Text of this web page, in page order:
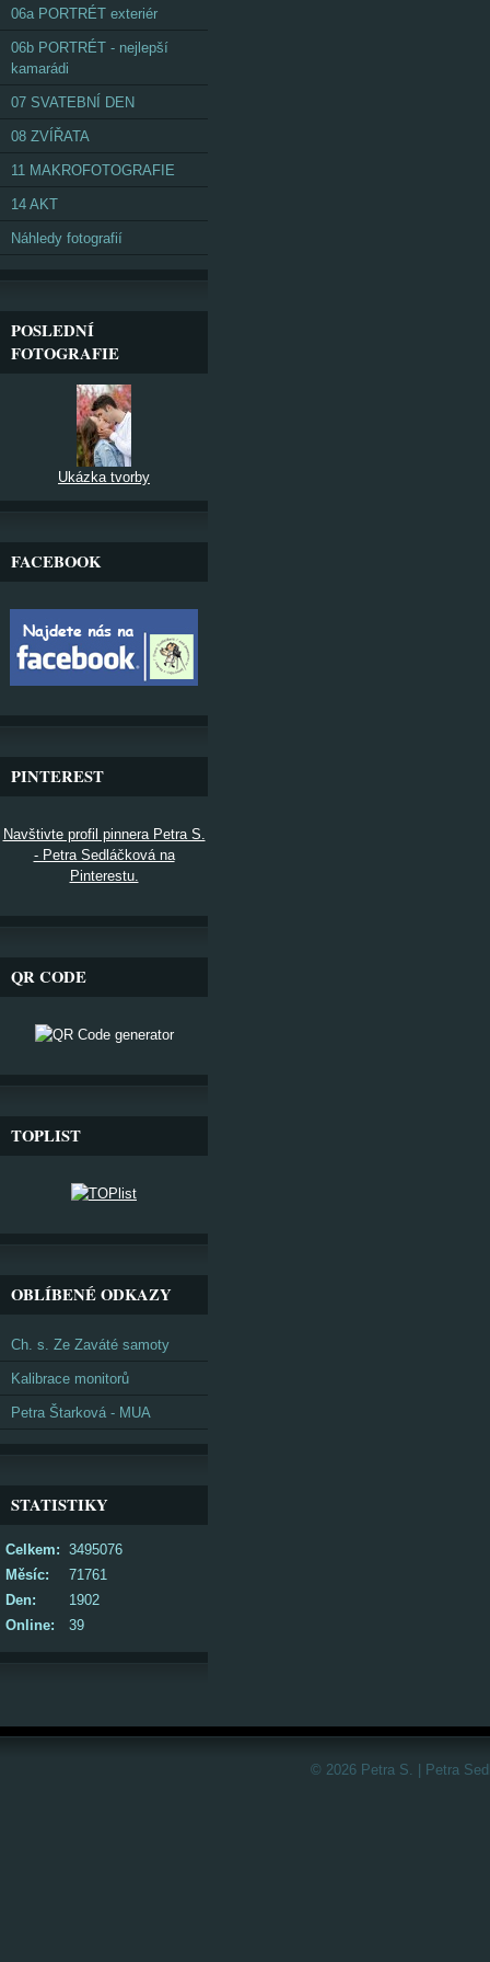
06a PORTRÉT exteriér
06b PORTRÉT - nejlepší
kamarádi
07 SVATEBNÍ DEN
08 ZVÍŘATA
11 MAKROFOTOGRAFIE
14 AKT
Náhledy fotografií
POSLEDNÍ
FOTOGRAFIE
Ukázka tvorby
FACEBOOK
PINTEREST
Navštivte profil pinnera Petra S.
- Petra Sedláčková na
Pinterestu.
QR CODE
TOPLIST
OBLÍBENÉ ODKAZY
Ch. s. Ze Zaváté samoty
Kalibrace monitorů
Petra Štarková - MUA
STATISTIKY
Online: 39
Celkem: 3495076
Měsíc:
71761
Den:
1902
© 2026 Petra S. | Petra